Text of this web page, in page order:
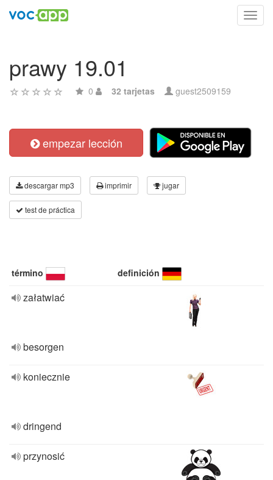
prawy 19.01
0 32 tarjetas guest2509159
empezar lección
descargar mp3 imprimir jugar
test de práctica
término definición
załatwiać
besorgen
koniecznie
dringend
przynosić